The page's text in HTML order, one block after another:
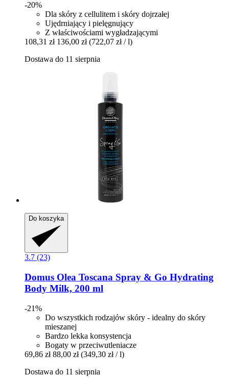
-20%
Dla skóry z cellulitem i skóry dojrzałej
Ujędrniający i pielęgnujący
Z właściwościami wygładzającymi
108,31 zł 136,00 zł (722,07 zł / l)
Dostawa do 11 sierpnia
Do koszyka
3.7 (23)
Domus Olea Toscana Spray & Go Hydrating
Body Milk, 200 ml
-21%
Do wszystkich rodzajów skóry - idealny do skóry
mieszanej
Bardzo lekka konsystencja
Bogaty w przeciwutleniacze
69,86 zł 88,00 zł (349,30 zł / l)
Dostawa do 11 sierpnia